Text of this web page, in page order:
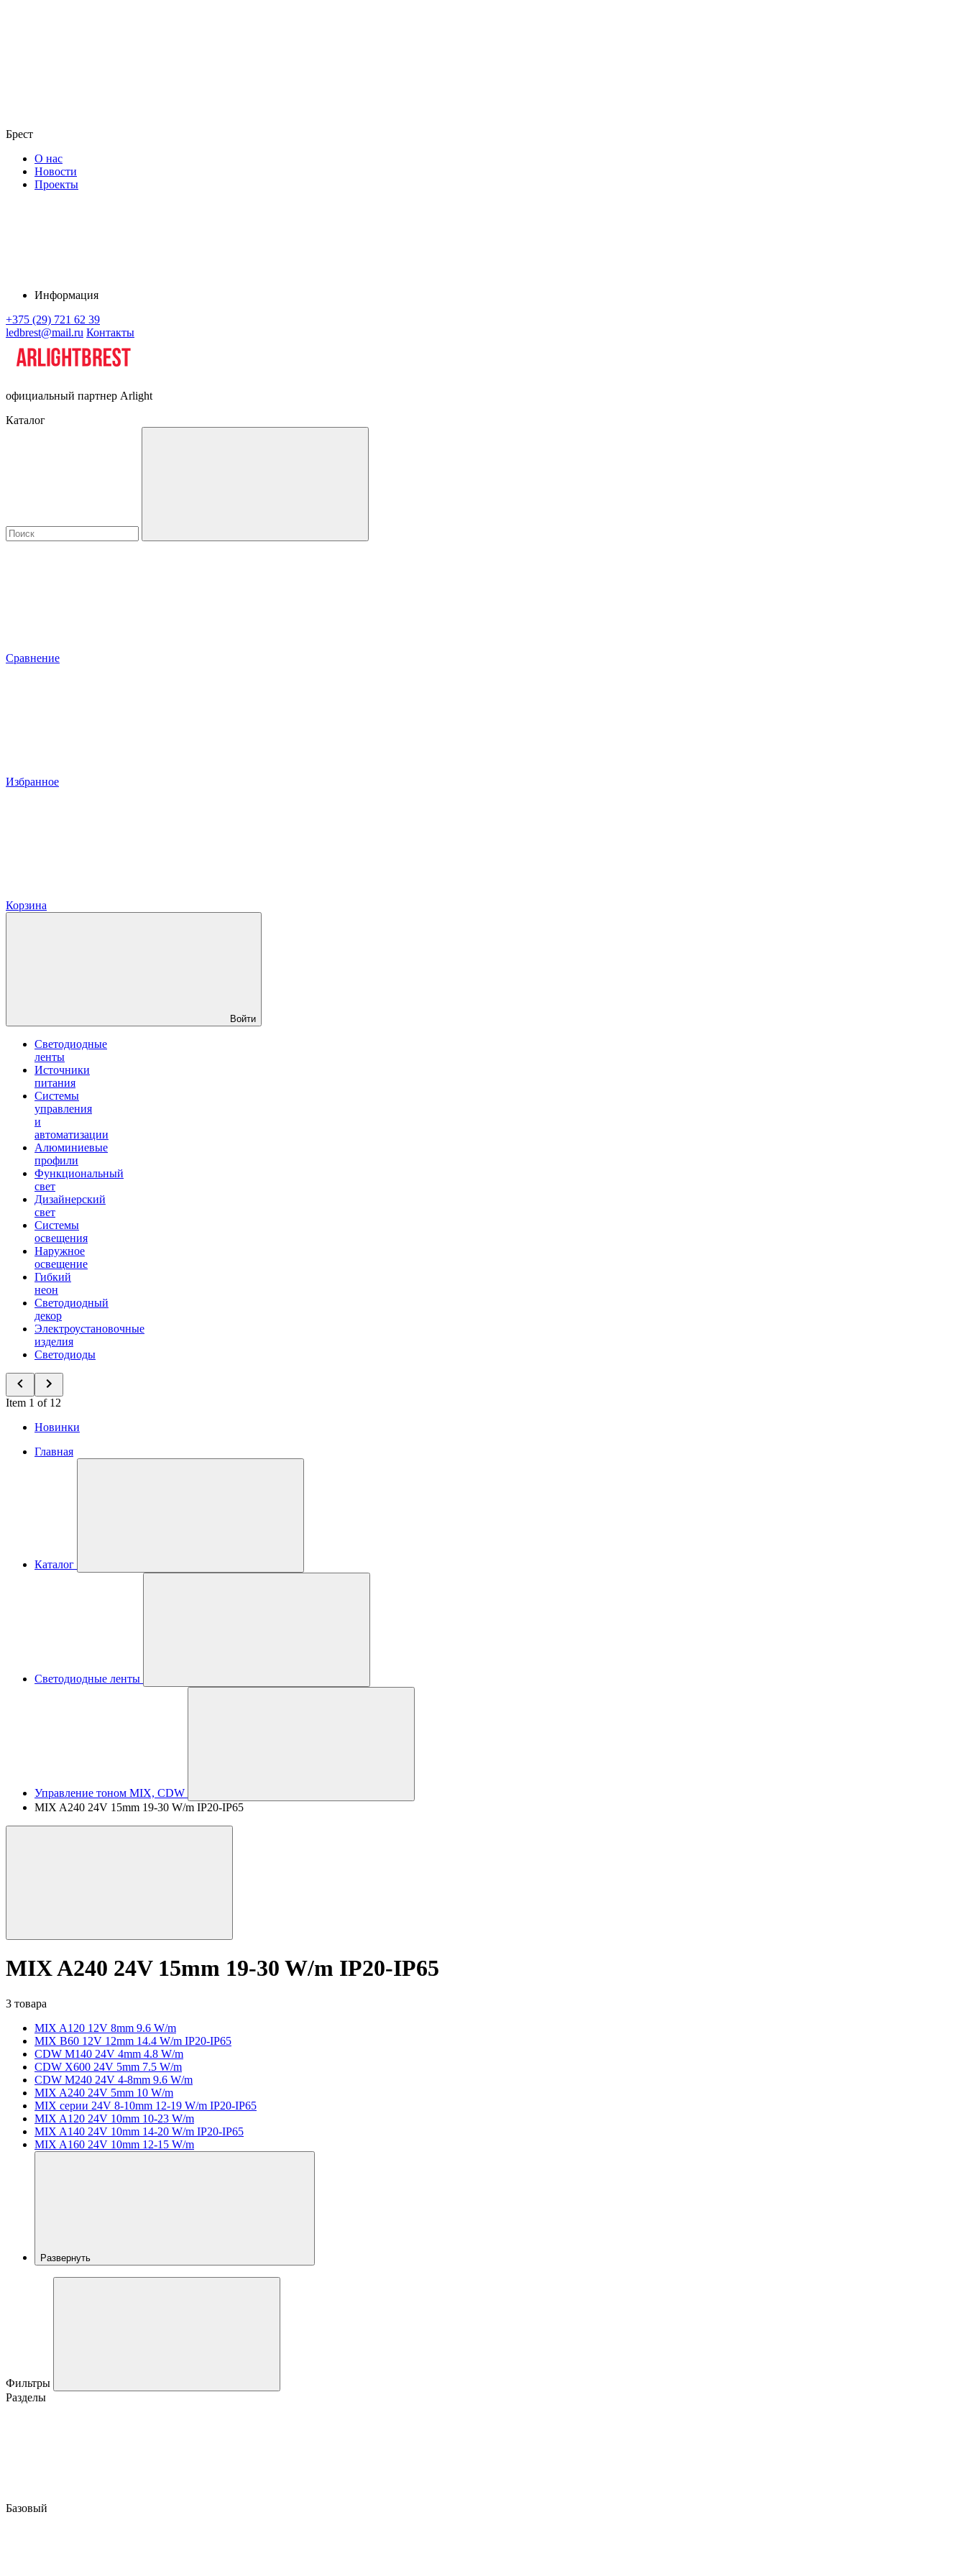
Брест
О нас
Новости
Проекты
Информация
+375 (29) 721 62 39
ledbrest@mail.ru Контакты
официальный партнер Arlight
Каталог
Сравнение
Избранное
Корзина
Войти
Светодиодные
ленты
Источники
питания
Системы
управления
и
автоматизации
Алюминиевые
профили
Функциональный
свет
Дизайнерский
свет
Системы
освещения
Наружное
освещение
Гибкий
неон
Светодиодный
декор
Электроустановочные
изделия
Светодиоды
Item 1 of 12
Новинки
Главная
Каталог
Светодиодные ленты
Управление тоном MIX, CDW
MIX A240 24V 15mm 19-30 W/m IP20-IP65
MIX A240 24V 15mm 19-30 W/m IP20-IP65
3 товара
MIX A120 12V 8mm 9.6 W/m
MIX B60 12V 12mm 14.4 W/m IP20-IP65
CDW M140 24V 4mm 4.8 W/m
CDW X600 24V 5mm 7.5 W/m
CDW M240 24V 4-8mm 9.6 W/m
MIX A240 24V 5mm 10 W/m
MIX серии 24V 8-10mm 12-19 W/m IP20-IP65
MIX A120 24V 10mm 10-23 W/m
MIX A140 24V 10mm 14-20 W/m IP20-IP65
MIX A160 24V 10mm 12-15 W/m
Развернуть
Фильтры
Разделы
Базовый